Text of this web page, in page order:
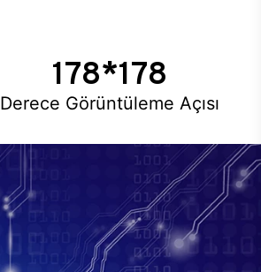
178*178
Derece Görüntüleme Açısı